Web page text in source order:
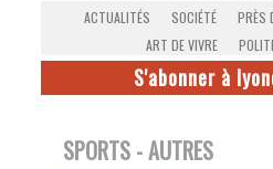
ACTUALITÉS SOCIÉTÉ PRÈS
ART DE VIVRE
S'abonner à
SPORTS - AUTRES